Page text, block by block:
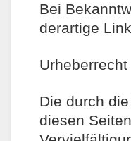
Bei
derartige
Urheberrecht
Die durch
diesen